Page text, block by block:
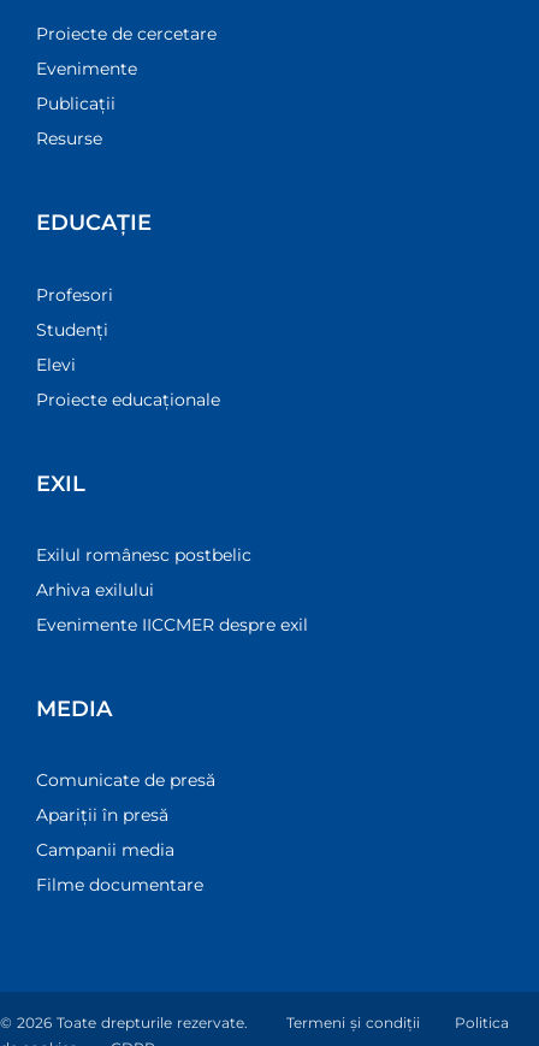
Proiecte de cercetare
Evenimente
Publicații
Resurse
EDUCAȚIE
Profesori
Studenți
Elevi
Proiecte educaționale
EXIL
Exilul românesc postbelic
Arhiva exilului
Evenimente IICCMER despre exil
MEDIA
Comunicate de presă
Apariții în presă
Campanii media
Filme documentare
© 2026 Toate drepturile rezervate.Termeni și condiții
Politica